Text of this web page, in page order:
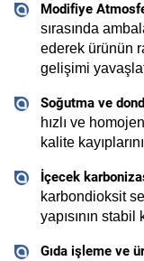
Modifiye
sırasında
ederek ürünün
gelişimi
Soğutma ve
hızlı ve
kalite
İçecek
karbondioksit
yapısının stabil
Gıda işleme ve